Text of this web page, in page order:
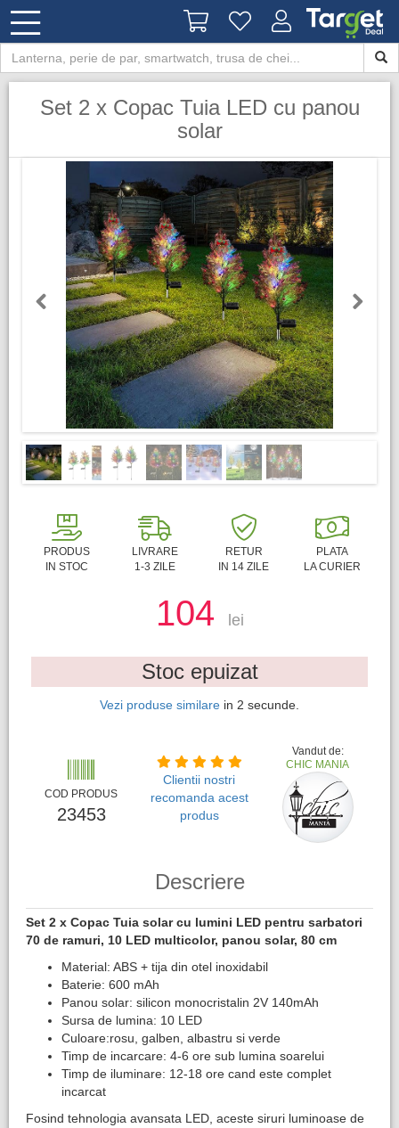
Set 2 x Copac Tuia LED cu panou
solar
Previous
PRODUS
IN STOC
LIVRARE
1-3 ZILE
RETUR
IN 14 ZILE
PLATA
LA CURIER
104 lei
Stoc epuizat
Vezi produse similare in 2 secunde.
COD PRODUS
23453
Clientii nostri
recomanda acest
produs
Vandut de:
CHIC MANIA
Descriere
Set 2 x ​Copac Tuia solar cu lumini LED pentru sarbatori
70 de ramuri, 10 LED multicolor, panou solar, 80 cm
Material: ABS + tija din otel inoxidabil
Baterie: 600 mAh
Panou solar: silicon monocristalin 2V 140mAh
Sursa de lumina: 10 LED
Culoare:rosu, galben, albastru si verde
Timp de incarcare: 4-6 ore sub lumina soarelui
Timp de iluminare: 12-18 ore cand este complet
incarcat
Fosind tehnologia avansata LED, aceste siruri luminoase de